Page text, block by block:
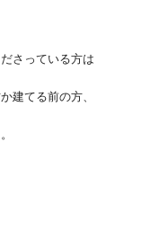
さっている方は
建てる前の方、